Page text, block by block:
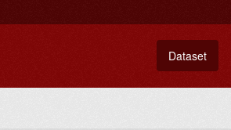
Dataset